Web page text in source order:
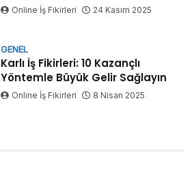
Online İş Fikirleri 24 Kasım 2025
GENEL
Karlı İş Fikirleri: 10 Kazançlı
Yöntemle Büyük Gelir Sağlayın
Online İş Fikirleri 8 Nisan 2025